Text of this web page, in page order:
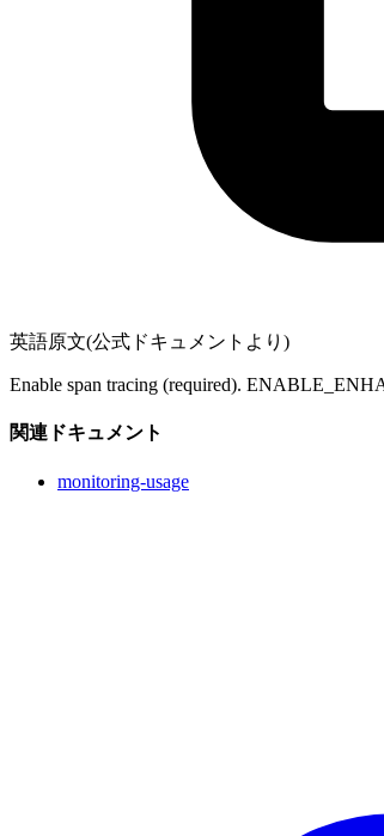
英語原文(公式ドキュメントより)
Enable span tracing (required).
関連ドキュメント
monitoring-usage